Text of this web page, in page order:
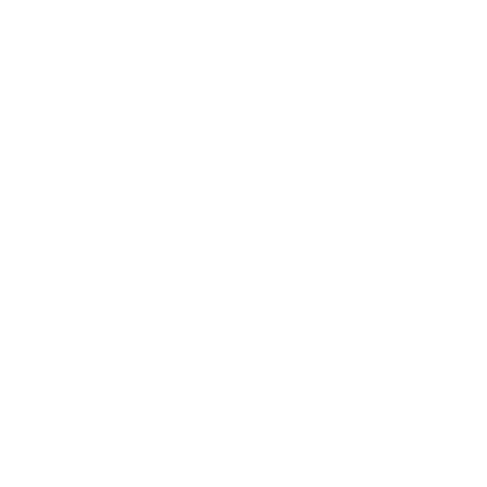
консультация и быстрая доставка.
консультация и быстрая доставка.